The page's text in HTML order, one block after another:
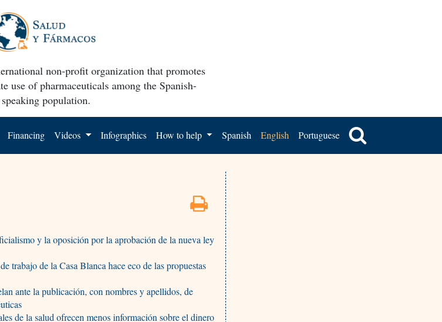
non-profit organization that promotes
use of pharmaceuticals among the Spanish-
speaking population.
Financing Videos Infographics How to help Spanish English Portuguese
y la oposición por la aprobación de la nueva ley
trabajo de la Casa Blanca hace eco de las propuestas
ante la publicación, con nombres y apellidos, de
de la salud ofrecen menos información sobre el dinero